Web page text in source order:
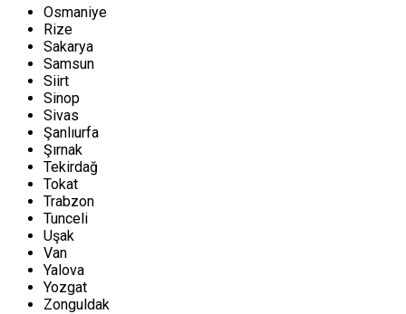
Osmaniye
Rize
Sakarya
Samsun
Siirt
Sinop
Sivas
Şanlıurfa
Şırnak
Tekirdağ
Tokat
Trabzon
Tunceli
Uşak
Van
Yalova
Yozgat
Zonguldak